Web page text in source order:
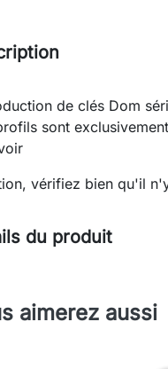
de clés Dom
sont
vérifiez bien qu'il
du produit
aimerez aussi